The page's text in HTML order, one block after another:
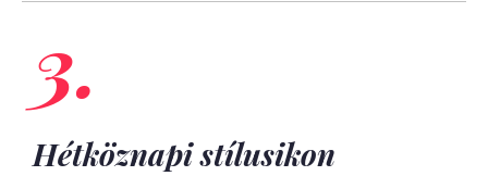
3.
Hétköznapi stílusikon